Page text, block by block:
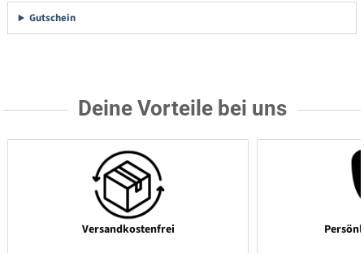
Gutschein
Deine Vorteile bei uns
Versandkostenfrei